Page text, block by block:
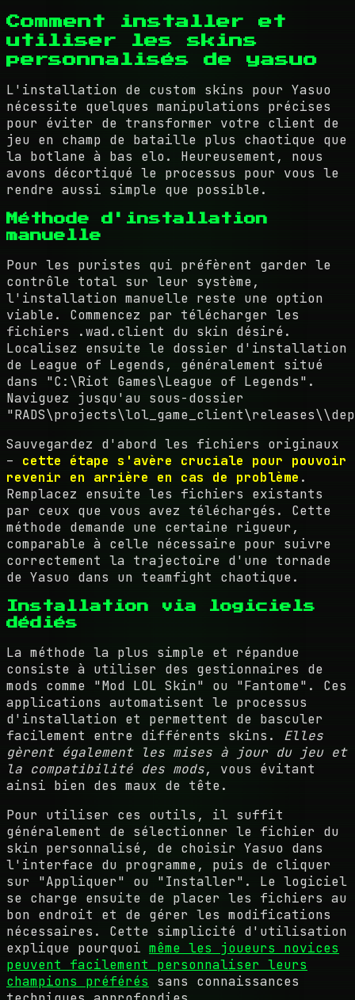
Comment installer et
utiliser les skins
personnalisés de yasuo
L'installation de custom skins pour Yasuo
nécessite quelques manipulations précises
pour éviter de transformer votre client de
jeu en champ de bataille plus chaotique que
la botlane à bas elo. Heureusement, nous
avons décortiqué le processus pour vous le
rendre aussi simple que possible.
Méthode d'installation
manuelle
Pour les puristes qui préfèrent garder le
contrôle total sur leur système,
l'installation manuelle reste une option
viable. Commencez par télécharger les
fichiers .wad.client du skin désiré.
Localisez ensuite le dossier d'installation
de League of Legends, généralement situé
dans "C:\Riot Games\League of Legends".
Naviguez jusqu'au sous-dossier
Sauvegardez d'abord les fichiers originaux
– cette étape s'avère cruciale pour pouvoir
revenir en arrière en cas de problème .
Remplacez ensuite les fichiers existants
par ceux que vous avez téléchargés. Cette
méthode demande une certaine rigueur,
comparable à celle nécessaire pour suivre
correctement la trajectoire d'une tornade
de Yasuo dans un teamfight chaotique.
Installation via logiciels
dédiés
La méthode la plus simple et répandue
consiste à utiliser des gestionnaires de
mods comme "Mod LOL Skin" ou "Fantome". Ces
applications automatisent le processus
d'installation et permettent de basculer
facilement entre différents skins. Elles
gèrent également les mises à jour du jeu et
la compatibilité des mods, vous évitant
ainsi bien des maux de tête.
Pour utiliser ces outils, il suffit
généralement de sélectionner le fichier du
skin personnalisé, de choisir Yasuo dans
l'interface du programme, puis de cliquer
sur "Appliquer" ou "Installer". Le logiciel
se charge ensuite de placer les fichiers au
bon endroit et de gérer les modifications
nécessaires. Cette simplicité d'utilisation
explique pourquoi même les joueurs novices
peuvent facilement personnaliser leurs
champions préférés sans connaissances